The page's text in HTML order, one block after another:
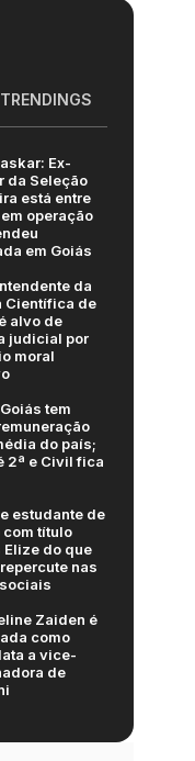
TRENDINGS
Ex-
da Seleção
está entre
operação
em Goiás
da
Científica de
alvo de
judicial por
moral
tem
do país;
2ª e Civil fica
estudante de
com título
Elize do que
nas
Zaiden é
como
a vice-
de